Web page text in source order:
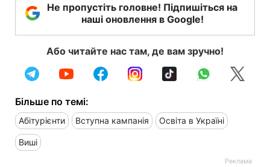
Не пропустіть головне! Підпишіться на
наші оновлення в Google!
Або читайте нас там, де вам зручно!
Більше по темі:
Абітурієнти Вступна кампанія Освіта в Україні
Виші